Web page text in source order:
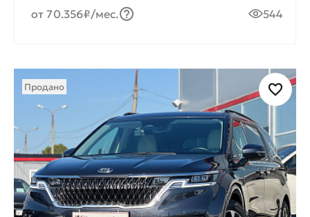
от 70.356₽/мес. 544
Продано